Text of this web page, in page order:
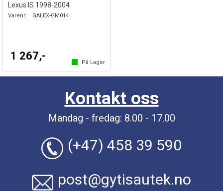
Lexus IS 1998-2004
Varenr: GALEX-GM014
1 267,-
På Lager
Kontakt oss
Mandag - fredag: 8.00 - 17.00
(+47) 458 39 590
post@gytisautek.no